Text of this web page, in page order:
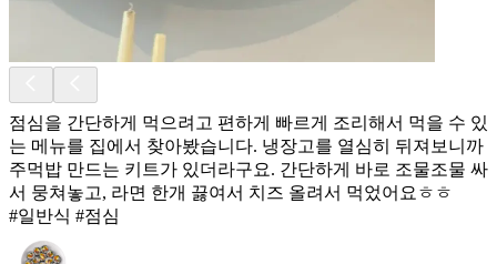
점심을 간단하게 먹으려고 편하게 빠르게 조리해서 먹을 수 있
는 메뉴를 집에서 찾아봤습니다. 냉장고를 열심히 뒤져보니까
주먹밥 만드는 키트가 있더라구요. 간단하게 바로 조물조물 싸
서 뭉쳐놓고, 라면 한개 끓여서 치즈 올려서 먹었어요ㅎㅎ
#일반식 #점심